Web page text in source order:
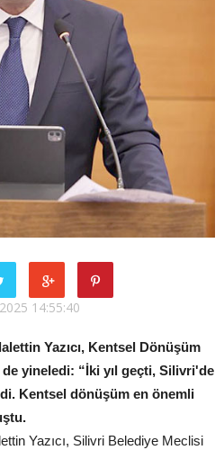
14:55:40
Yazıcı, Kentsel Dönüşüm
de yineledi: “İki yıl geçti, Silivri'de
Kentsel dönüşüm en önemli
Yazıcı, Silivri Belediye Meclisi